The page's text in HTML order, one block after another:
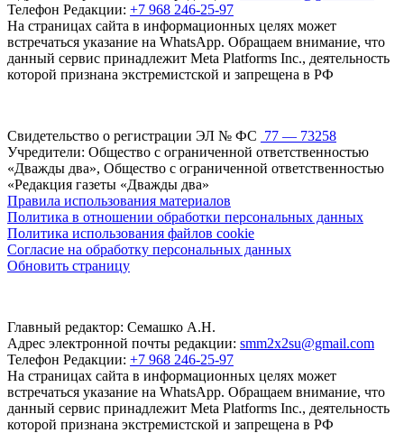
Телефон Редакции: +7 968 246-25-97
На страницах сайта в информационных целях может
встречаться указание на WhatsApp. Обращаем внимание, что
данный сервис принадлежит Meta Platforms Inc., деятельность
которой признана экстремистской и запрещена в РФ
Свидетельство о регистрации ЭЛ № ФС 77 — 73258
Учредители: Общество с ограниченной ответственностью
«Дважды два», Общество с ограниченной ответственностью
«Редакция газеты «Дважды два»
Правила использования материалов
Политика в отношении обработки персональных данных
Политика использования файлов cookie
Согласие на обработку персональных данных
Обновить страницу
Главный редактор: Семашко А.Н.
Адрес электронной почты редакции: smm2x2su@gmail.com
Телефон Редакции: +7 968 246-25-97
На страницах сайта в информационных целях может
встречаться указание на WhatsApp. Обращаем внимание, что
данный сервис принадлежит Meta Platforms Inc., деятельность
которой признана экстремистской и запрещена в РФ